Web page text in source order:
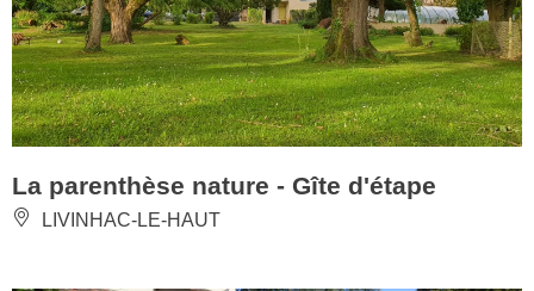
La parenthèse nature - Gîte d'étape
LIVINHAC-LE-HAUT